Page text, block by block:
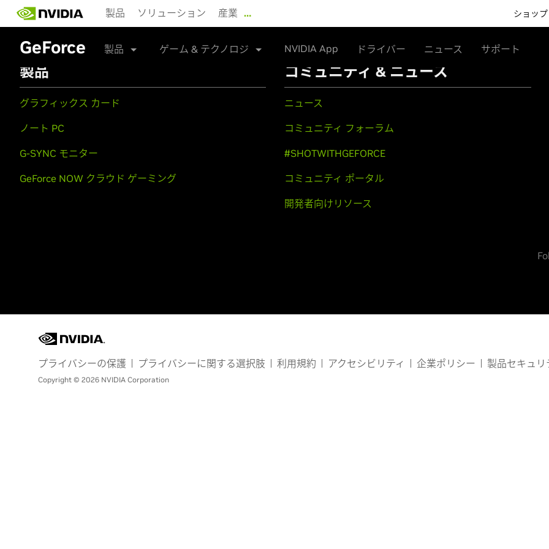
main
content
製品 ソリューション 産業 … ショップ
GeForce 製品 ゲーム & テクノロジ NVIDIA App ドライバー ニュース サポート
製品
グラフィックス カード
ノート PC
G-SYNC モニター
GeForce NOW クラウド ゲーミング
コミュニティ & ニュース
ニュース
コミュニティ フォーラム
#SHOTWITHGEFORCE
コミュニティ ポータル
開発者向けリソース
プライバシーの保護 プライバシーに関する選択肢 利用規約 アクセシビリティ 企業ポリシー 製品セキュリ
Copyright © 2026 NVIDIA Corporation